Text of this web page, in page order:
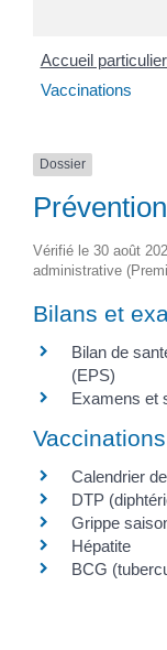
Accueil
Vaccinations
Dossier
Vérifié le 30 août
administrative
Bilans et
Bilan de
(EPS)
Examens et
Vaccinations
Calendrier
DTP
Grippe
Hépatite
BCG